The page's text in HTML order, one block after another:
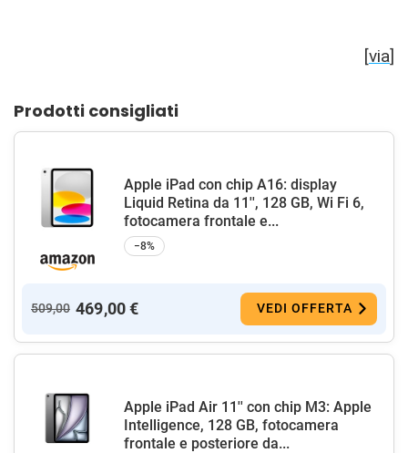
[via]
Prodotti consigliati
Apple iPad con chip A16: display
Liquid Retina da 11'', 128 GB, Wi Fi 6,
fotocamera frontale e...
−8%
509,00 469,00 € VEDI OFFERTA
Apple iPad Air 11'' con chip M3: Apple
Intelligence, 128 GB, fotocamera
frontale e posteriore da...